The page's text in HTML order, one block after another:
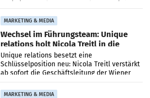
MARKETING & MEDIA
Wechsel im Führungsteam: Unique
relations holt Nicola Treitl in die
Geschäftsleitung
Unique relations besetzt eine
Schlüsselposition neu: Nicola Treitl verstärkt
ab sofort die Geschäftsleitung der Wiener
PR-Agentur an der Seite von Josef Kalina und
Anna Kalina-Mahr.
MARKETING & MEDIA